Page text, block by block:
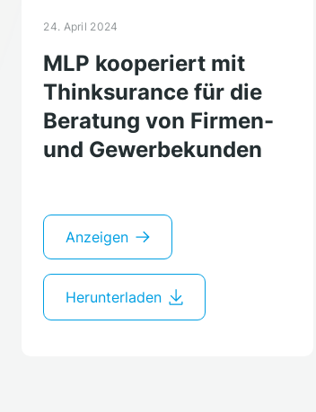
24. April 2024
MLP kooperiert mit
Thinksurance für die
Beratung von Firmen-
und Gewerbekunden
Anzeigen
Herunterladen